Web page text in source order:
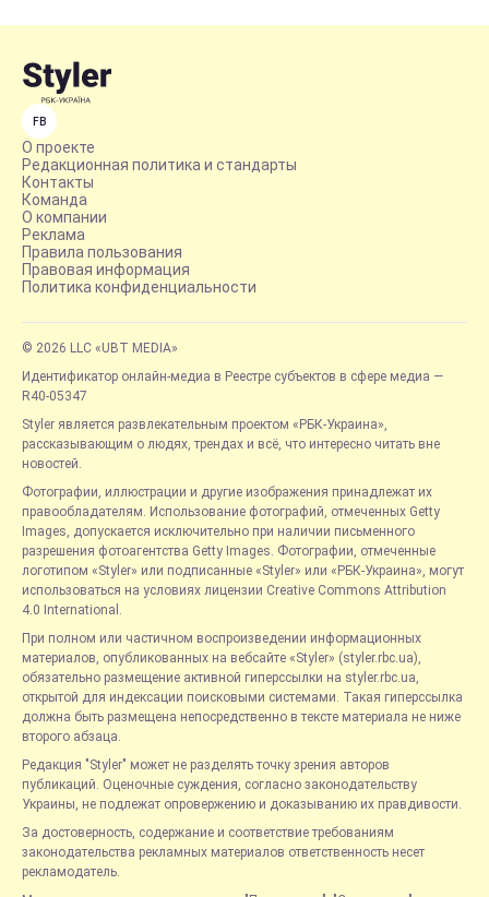
FB
О проекте
Редакционная политика и стандарты
Контакты
Команда
О компании
Реклама
Правила пользования
Правовая информация
Политика конфиденциальности
© 2026 LLC «UBT MEDIA»
Идентификатор онлайн-медиа в Реестре субъектов в сфере медиа —
R40-05347
Styler является развлекательным проектом «РБК-Украина»,
рассказывающим о людях, трендах и всё, что интересно читать вне
новостей.
Фотографии, иллюстрации и другие изображения принадлежат их
правообладателям. Использование фотографий, отмеченных Getty
Images, допускается исключительно при наличии письменного
разрешения фотоагентства Getty Images. Фотографии, отмеченные
логотипом «Styler» или подписанные «Styler» или «РБК-Украина», могут
использоваться на условиях лицензии Creative Commons Attribution
4.0 International.
При полном или частичном воспроизведении информационных
материалов, опубликованных на вебсайте «Styler» (styler.rbc.ua),
обязательно размещение активной гиперссылки на styler.rbc.ua,
открытой для индексации поисковыми системами. Такая гиперссылка
должна быть размещена непосредственно в тексте материала не ниже
второго абзаца.
Редакция "Styler" может не разделять точку зрения авторов
публикаций. Оценочные суждения, согласно законодательству
Украины, не подлежат опровержению и доказыванию их правдивости.
За достоверность, содержание и соответствие требованиям
законодательства рекламных материалов ответственность несет
рекламодатель.